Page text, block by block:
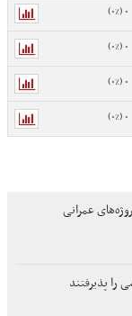
0 (0%)
0 (0%)
0 (0%)
0 (0%)
عمرانی
را پذیرفتند